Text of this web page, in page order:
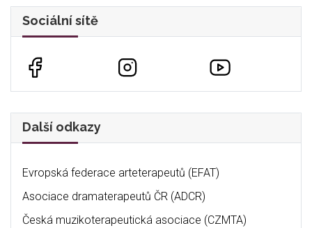
Sociální sítě
Další odkazy
Evropská federace arteterapeutů (EFAT)
Asociace dramaterapeutů ČR (ADCR)
Česká muzikoterapeutická asociace (CZMTA)